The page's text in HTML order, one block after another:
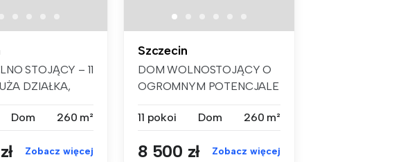
STOJĄCY – 11
DZIAŁKA,
Dom 260 m²
Zobacz więcej
Szczecin
DOM WOLNOSTOJĄCY O
OGROMNYM POTENCJALE
11 pokoi
Dom 260 m²
8 500 zł Zobacz więcej